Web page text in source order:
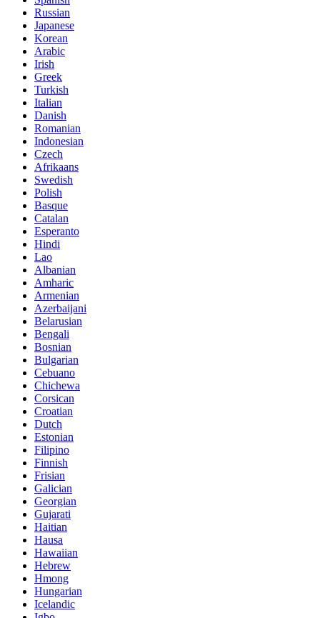
Russian
Japanese
Korean
Arabic
Irish
Greek
Turkish
Italian
Danish
Romanian
Indonesian
Czech
Afrikaans
Swedish
Polish
Basque
Catalan
Esperanto
Hindi
Lao
Albanian
Amharic
Armenian
Azerbaijani
Belarusian
Bengali
Bosnian
Bulgarian
Cebuano
Chichewa
Corsican
Croatian
Dutch
Estonian
Filipino
Finnish
Frisian
Galician
Georgian
Gujarati
Haitian
Hausa
Hawaiian
Hebrew
Hmong
Hungarian
Icelandic